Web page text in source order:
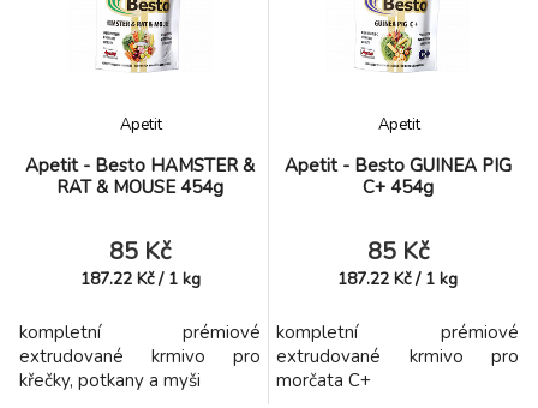
Apetit - Besto HAMSTER &
RAT & MOUSE 454g
Apetit
85 Kč
187.22 Kč / 1 kg
kompletní prémiové
extrudované krmivo pro
křečky, potkany a myši
Apetit - Besto GUINEA PIG
C+ 454g
Apetit
85 Kč
187.22 Kč / 1 kg
kompletní prémiové
extrudované krmivo pro
morčata C+